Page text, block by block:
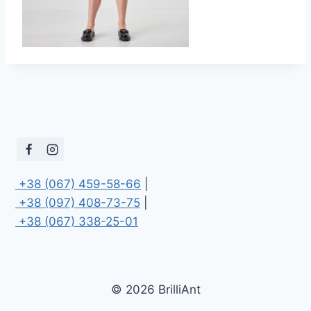
+38 (067) 459-58-66
+38 (097) 408-73-75
+38 (067) 338-25-01
© 2026 BrilliAnt